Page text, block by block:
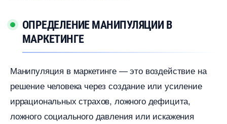
ОПРЕДЕЛЕНИЕ МАНИПУЛЯЦИИ
МАРКЕТИНГЕ
Манипуляция в маркетинге — это воздействие на
решение человека через создание или усиление
иррациональных страхов, ложного дефицита,
ложного социального давления или искажения